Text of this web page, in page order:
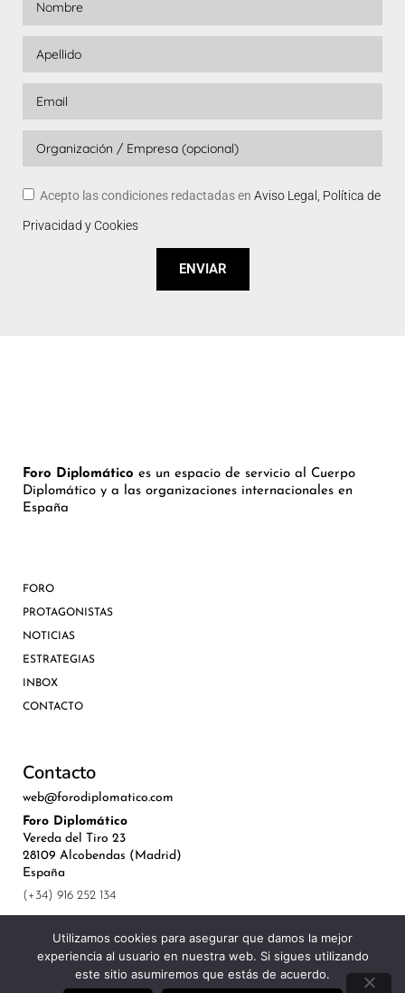
Acepto las condiciones redactadas en Aviso Legal, Política de
Privacidad y Cookies
ENVIAR
Foro Diplomático es un espacio de servicio al Cuerpo
Diplomático y a las organizaciones internacionales en
España
FORO
PROTAGONISTAS
NOTICIAS
ESTRATEGIAS
INBOX
CONTACTO
Contacto
web@forodiplomatico.com
Foro Diplomático
Vereda del Tiro 23
28109 Alcobendas (Madrid)
España
(+34) 916 252 134
Utilizamos cookies para asegurar que damos la mejor
experiencia al usuario en nuestra web. Si sigues utilizando
este sitio asumiremos que estás de acuerdo.